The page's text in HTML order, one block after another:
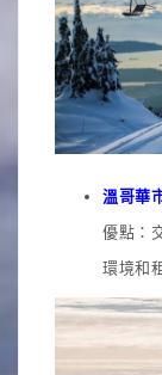
溫哥華
優點：
環境和